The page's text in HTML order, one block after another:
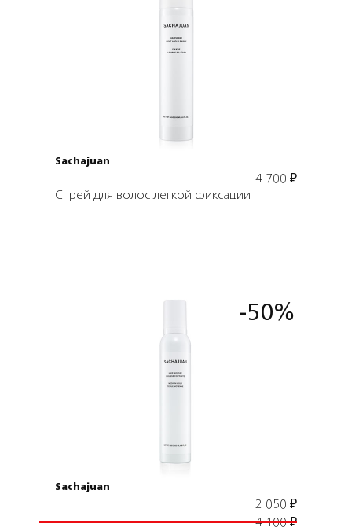
Подробнее
Sachajuan
4 700 ₽
Спрей для волос легкой фиксации
-50%
Sachajuan
2 050 ₽
4 100₽